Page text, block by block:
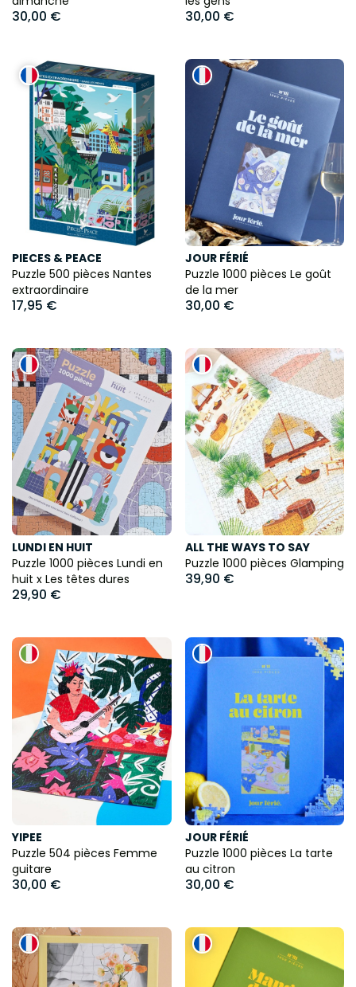
30,00 € 30,00 €
PIECES & PEACE
Puzzle 500 pièces Nantes
extraordinaire
17,95 €
JOUR FÉRIÉ
Puzzle 1000 pièces Le goût
de la mer
30,00 €
LUNDI EN HUIT
Puzzle 1000 pièces Lundi en
huit x Les têtes dures
29,90 €
ALL THE WAYS TO SAY
Puzzle 1000 pièces Glamping
39,90 €
YIPEE
Puzzle 504 pièces Femme
guitare
30,00 €
JOUR FÉRIÉ
Puzzle 1000 pièces La tarte
au citron
30,00 €